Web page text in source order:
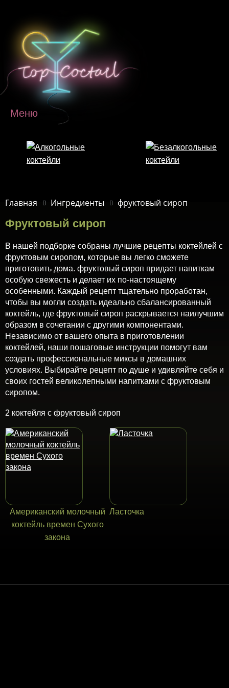
Меню
Главная Ингредиенты фруктовый сироп
Фруктовый сироп
В нашей подборке собраны лучшие рецепты коктейлей с
фруктовым сиропом, которые вы легко сможете
приготовить дома. фруктовый сироп придает напиткам
особую свежесть и делает их по-настоящему
особенными. Каждый рецепт тщательно проработан,
чтобы вы могли создать идеально сбалансированный
коктейль, где фруктовый сироп раскрывается наилучшим
образом в сочетании с другими компонентами.
Независимо от вашего опыта в приготовлении
коктейлей, наши пошаговые инструкции помогут вам
создать профессиональные миксы в домашних
условиях. Выбирайте рецепт по душе и удивляйте себя и
своих гостей великолепными напитками с фруктовым
сиропом.
2 коктейля с фруктовый сироп
Американский молочный
коктейль времен Сухого
закона
Ласточка